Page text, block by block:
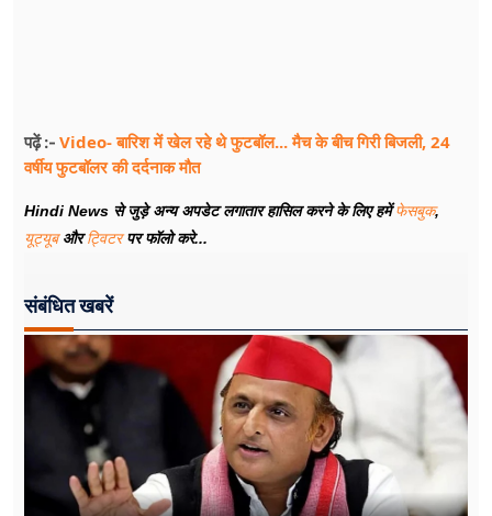
पढ़ें :- Video- बारिश में खेल रहे थे फुटबॉल... मैच के बीच गिरी बिजली, 24
वर्षीय फुटबॉलर की दर्दनाक मौत
Hindi News से जुड़े अन्य अपडेट लगातार हासिल करने के लिए हमेंफेसबुक,
यूट्यूबऔरट्विटरपर फॉलो करे...
संबंधित खबरें